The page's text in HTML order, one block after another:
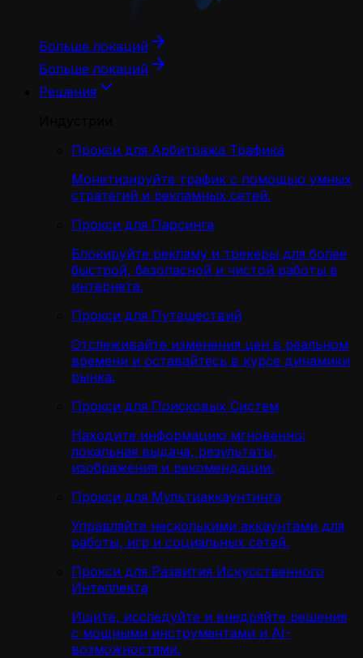
Больше локаций
Больше локаций
Решения
Прокси для Арбитража Трафика
Монетизируйте трафик с помощью умных
стратегий и рекламных сетей.
Прокси для Парсинга
Блокируйте рекламу и трекеры для более
быстрой, безопасной и чистой работы в
интернете.
Прокси для Путешествий
Отслеживайте изменения цен в реальном
времени и оставайтесь в курсе динамики
рынка.
Прокси для Поисковых Систем
Находите информацию мгновенно:
локальная выдача, результаты,
изображения и рекомендации.
Прокси для Мультиаккаунтинга
Управляйте несколькими аккаунтами для
работы, игр и социальных сетей.
Прокси для Развития Искусственного
Интеллекта
Ищите, исследуйте и внедряйте решения
с мощными инструментами и AI-
возможностями.